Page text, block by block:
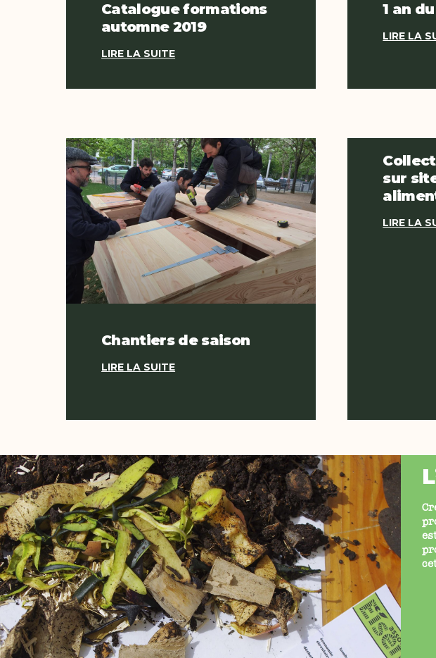
Catalogue formations
automne 2019
LIRE LA SUITE
1 an
LIRE LA
Chantiers de saison
LIRE LA SUITE
sur
LIRE LA